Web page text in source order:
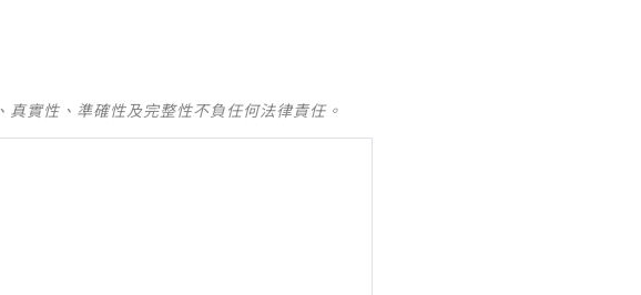
實性、準確性及完整性不負任何法律責任。